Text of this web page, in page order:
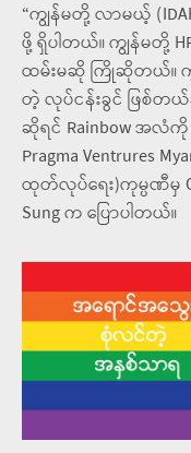
“ကျွန်မတို့ လာမယ့်
ဖို့ ရှိပါတယ်။ ကျွန်မတို့
ထမ်းမဆို ကြိုဆိုတယ်။ က
တဲ့ လုပ်ငန်းခွင် ဖြစ်
ဆိုရင် Rainbow အလံ
Pragma Ventrures
ထုတ်လုပ်ရေး)ကုမ္ပဏီမှ
Sung က ပြောပါတယ်။